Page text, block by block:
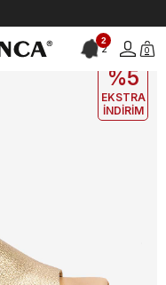
2
2 0
EKLE5
%5
EKSTRA
İNDİRİM